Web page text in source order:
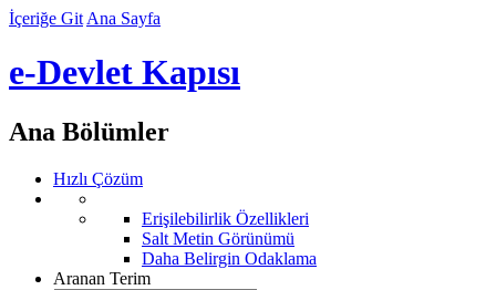
İçeriğe Git Ana Sayfa
e-Devlet Kapısı
Ana Bölümler
Hızlı Çözüm
Erişilebilirlik Özellikleri
Salt Metin Görünümü
Daha Belirgin Odaklama
Aranan Terim